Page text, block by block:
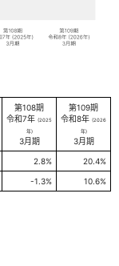
第108期
令和7年 (2025
年)
3月期
第109期
令和8年 (2026
年)
3月期
2.8% 20.4%
-1.3% 10.6%